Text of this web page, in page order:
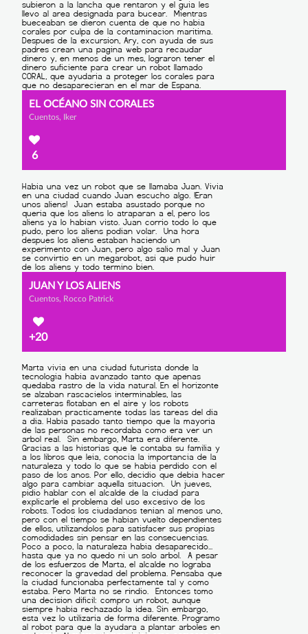
EL OCÉANO SIN CORALES
Cuentos, Iker
6
JUAN Y LOS ALIENS
Cuentos, Rocco Patrick
+20